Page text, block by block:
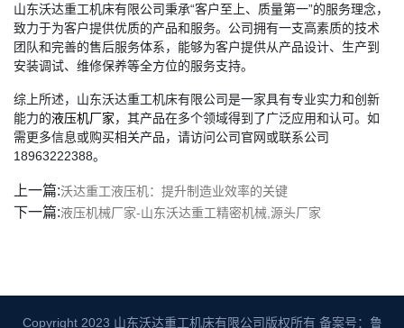
山东沃达重工机床有限公司秉承“客户至上、质量第一”的服务理念，
致力于为客户提供优质的产品和服务。公司拥有一支高素质的技术
团队和完善的售后服务体系，能够为客户提供从产品设计、生产到
安装调试、维修保养等全方位的服务支持。
综上所述，山东沃达重工机床有限公司是一家具有专业实力和创新
能力的液压机厂家，其产品在多个领域得到了广泛应用和认可。如
需更多信息或购买相关产品，请访问公司官网或联系公司
18963222388。
上一篇:沃达重工液压机：提升制造业效率的关键
下一篇:液压机械厂家-山东沃达重工精密机械,源头厂家
Copyright 2023 山东沃达重工机床有限公司版权所有 备案号：鲁